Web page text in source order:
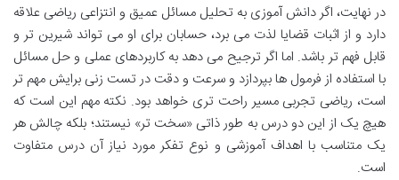
در نهایت، اگر دانش آموزی به تحلیل مسائل عمیق و انتزاعی ریاضی علاقه
دارد و از اثبات قضایا لذت می برد، حسابان برای او می تواند شیرین تر و
قابل فهم تر باشد. اما اگر ترجیح می دهد به کاربردهای عملی و حل مسائل
با استفاده از فرمول ها بپردازد و سرعت و دقت در تست زنی برایش مهم تر
است، ریاضی تجربی مسیر راحت تری خواهد بود. نکته مهم این است که
هیچ یک از این دو درس به طور ذاتی «سخت تر» نیستند؛ بلکه چالش هر
یک متناسب با اهداف آموزشی و نوع تفکر مورد نیاز آن درس متفاوت
است.